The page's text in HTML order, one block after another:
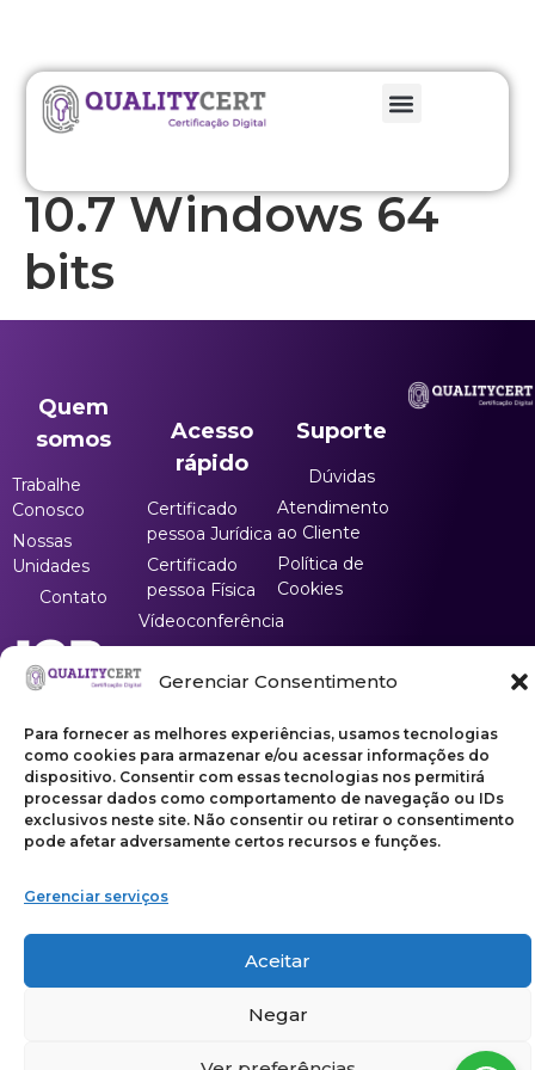
Gerenciar Consentimento
Para fornecer as melhores experiências, usamos tecnologias
como cookies para armazenar e/ou acessar informações do
dispositivo. Consentir com essas tecnologias nos permitirá
processar dados como comportamento de navegação ou IDs
exclusivos neste site. Não consentir ou retirar o consentimento
pode afetar adversamente certos recursos e funções.
Gerenciar serviços
Aceitar
Negar
10.7 Windows 64
bits
Quem
somos
Trabalhe
Conosco
Nossas
Unidades
Contato
Acesso
rápido
Certificado
pessoa Jurídica
Certificado
pessoa Física
Vídeoconferência
Suporte
Dúvidas
Atendimento
ao Cliente
Política de
Cookies
(31) 3166-5960
Copyright ©2026 | Qualitycert Certificação LTDA